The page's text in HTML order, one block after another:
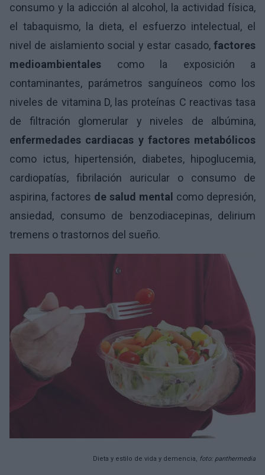
consumo y la adicción al alcohol, la actividad física,
el tabaquismo, la dieta, el esfuerzo intelectual, el
nivel de aislamiento social y estar casado, factores
medioambientales como la exposición a
contaminantes, parámetros sanguíneos como los
niveles de vitamina D, las proteínas C reactivas tasa
de filtración glomerular y niveles de albúmina,
enfermedades cardiacas y factores metabólicos
como ictus, hipertensión, diabetes, hipoglucemia,
cardiopatías, fibrilación auricular o consumo de
aspirina, factores de salud mental como depresión,
ansiedad, consumo de benzodiacepinas, delirium
tremens o trastornos del sueño.
Dieta y estilo de vida y demencia, foto: panthermedia